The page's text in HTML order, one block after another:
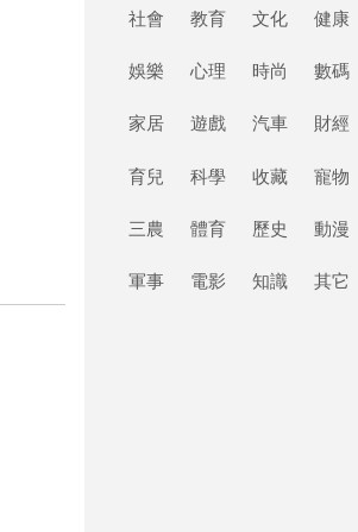
社會 教育 文化 健康
娛樂 心理 時尚 數碼
家居 遊戲 汽車 財經
育兒 科學 收藏 寵物
三農 體育 歷史 動漫
軍事 電影 知識 其它